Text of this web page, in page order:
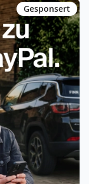
Gesponsert